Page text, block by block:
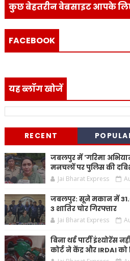
कुछ बेहतरीन वेबसाइट आपके
FACEBOOK
यह ब्लॉग खोजें
RECENT
जबलपुर में 'गरिमा
मनचलों पर पुलिस की
Jai Bharat Express
जबलपुर: सूने मकान में
3 शातिर चोर गिरफ्तार
Jai Bharat Express
बिना थर्ड पार्टी इंश्योरेंस
कोर्ट ने केंद्र और IRDAI को